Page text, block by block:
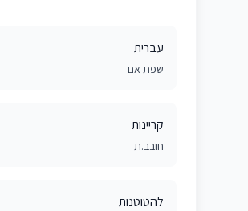
עברית
שפת אם
קריינות
חובב.ת
להטוטנות